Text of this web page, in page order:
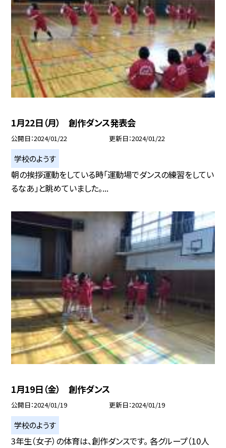
1月22日（月） 創作ダンス発表会
公開日 2024/01/22 更新日 2024/01/22
学校のようす
朝の挨拶運動をしている時「運動場でダンスの練習をしてい
るなあ」と眺めていました。...
1月19日（金） 創作ダンス
公開日 2024/01/19 更新日 2024/01/19
学校のようす
3年生（女子）の体育は、創作ダンスです。 各グループ（10人